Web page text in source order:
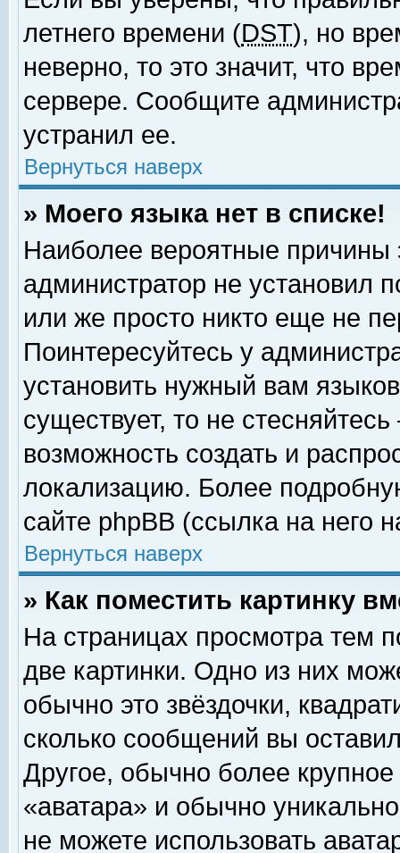
летнего времени (DST), но
неверно, то это значит, что
сервере. Сообщите
устранил ее.
Вернуться наверх
» Моего языка нет в списке!
Наиболее вероятные причины
администратор не установил
или же просто никто еще не
Поинтересуйтесь у
установить нужный вам
существует, то не
возможность создать и
локализацию. Более
сайте phpBB (ссылка на него
Вернуться наверх
» Как поместить картинку
На страницах просмотра тем
две картинки. Одно из них
обычно это звёздочки,
сколько сообщений вы
Другое, обычно более
«аватара» и обычно
не можете использовать